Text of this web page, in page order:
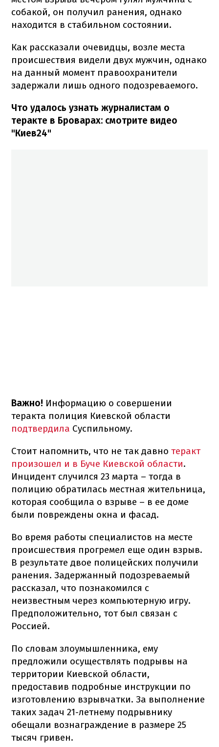
собакой, он получил ранения, однако
находится в стабильном состоянии.
Как рассказали очевидцы, возле места
происшествия видели двух мужчин, однако
на данный момент правоохранители
задержали лишь одного подозреваемого.
Что удалось узнать журналистам о
теракте в Броварах: смотрите видео
"Киев24"
Важно! Информацию о совершении
теракта полиция Киевской области
подтвердила Суспильному.
Стоит напомнить, что не так давно теракт
произошел и в Буче Киевской области.
Инцидент случился 23 марта – тогда в
полицию обратилась местная жительница,
которая сообщила о взрыве – в ее доме
были повреждены окна и фасад.
Во время работы специалистов на месте
происшествия прогремел еще один взрыв.
В результате двое полицейских получили
ранения. Задержанный подозреваемый
рассказал, что познакомился с
неизвестным через компьютерную игру.
Предположительно, тот был связан с
Россией.
По словам злоумышленника, ему
предложили осуществлять подрывы на
территории Киевской области,
предоставив подробные инструкции по
изготовлению взрывчатки. За выполнение
таких задач 21-летнему подрывнику
обещали вознаграждение в размере 25
тысяч гривен.